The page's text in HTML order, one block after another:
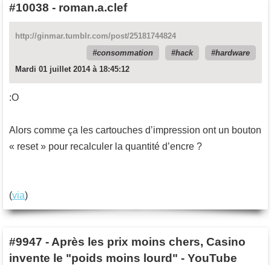
#10038 - roman.a.clef
http://ginmar.tumblr.com/post/25181744824
consommation
hack
hardware
Mardi 01 juillet 2014 à 18:45:12
:O
Alors comme ça les cartouches d’impression ont un bouton
« reset » pour recalculer la quantité d’encre ?
(via)
#9947 - Après les prix moins chers, Casino
invente le "poids moins lourd" - YouTube